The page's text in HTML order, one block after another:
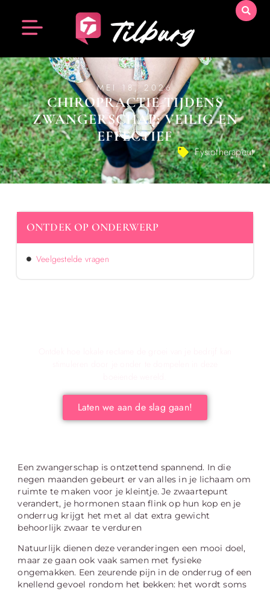
MEI 18, 2026
CHIROPRACTIE TIJDENS
ZWANGERSCHAP: VEILIG EN
EFFECTIEF
Fysiotherapeut
Een zwangerschap is ontzettend spannend. In die
negen maanden gebeurt er van alles in je lichaam om
ruimte te maken voor je kleintje. Je zwaartepunt
verandert, je hormonen staan flink op hun kop en je
onderrug krijgt het met al dat extra gewicht
behoorlijk zwaar te verduren
Natuurlijk dienen deze veranderingen een mooi doel,
maar ze gaan ook vaak samen met fysieke
ongemakken. Een zeurende pijn in de onderrug of een
knellend gevoel rondom het bekken: het wordt soms
ONTDEK OP ONDERWERP
Veelgestelde vragen
Laten we aan de slag gaan!